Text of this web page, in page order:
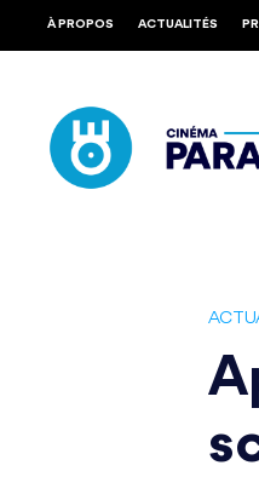
À PROPOS ACTUALITÉS